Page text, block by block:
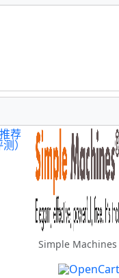
Simple Machines